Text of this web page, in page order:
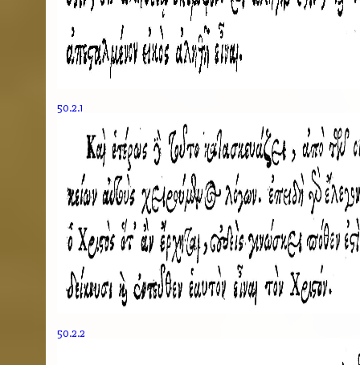
50.2.1
50.2.2